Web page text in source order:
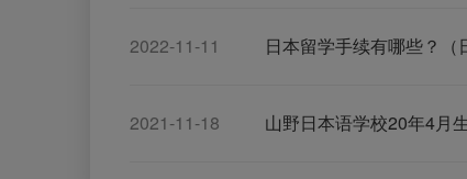
2022-11-11 日本留学手续有哪些？（
2021-11-18 山野日本语学校20年4月